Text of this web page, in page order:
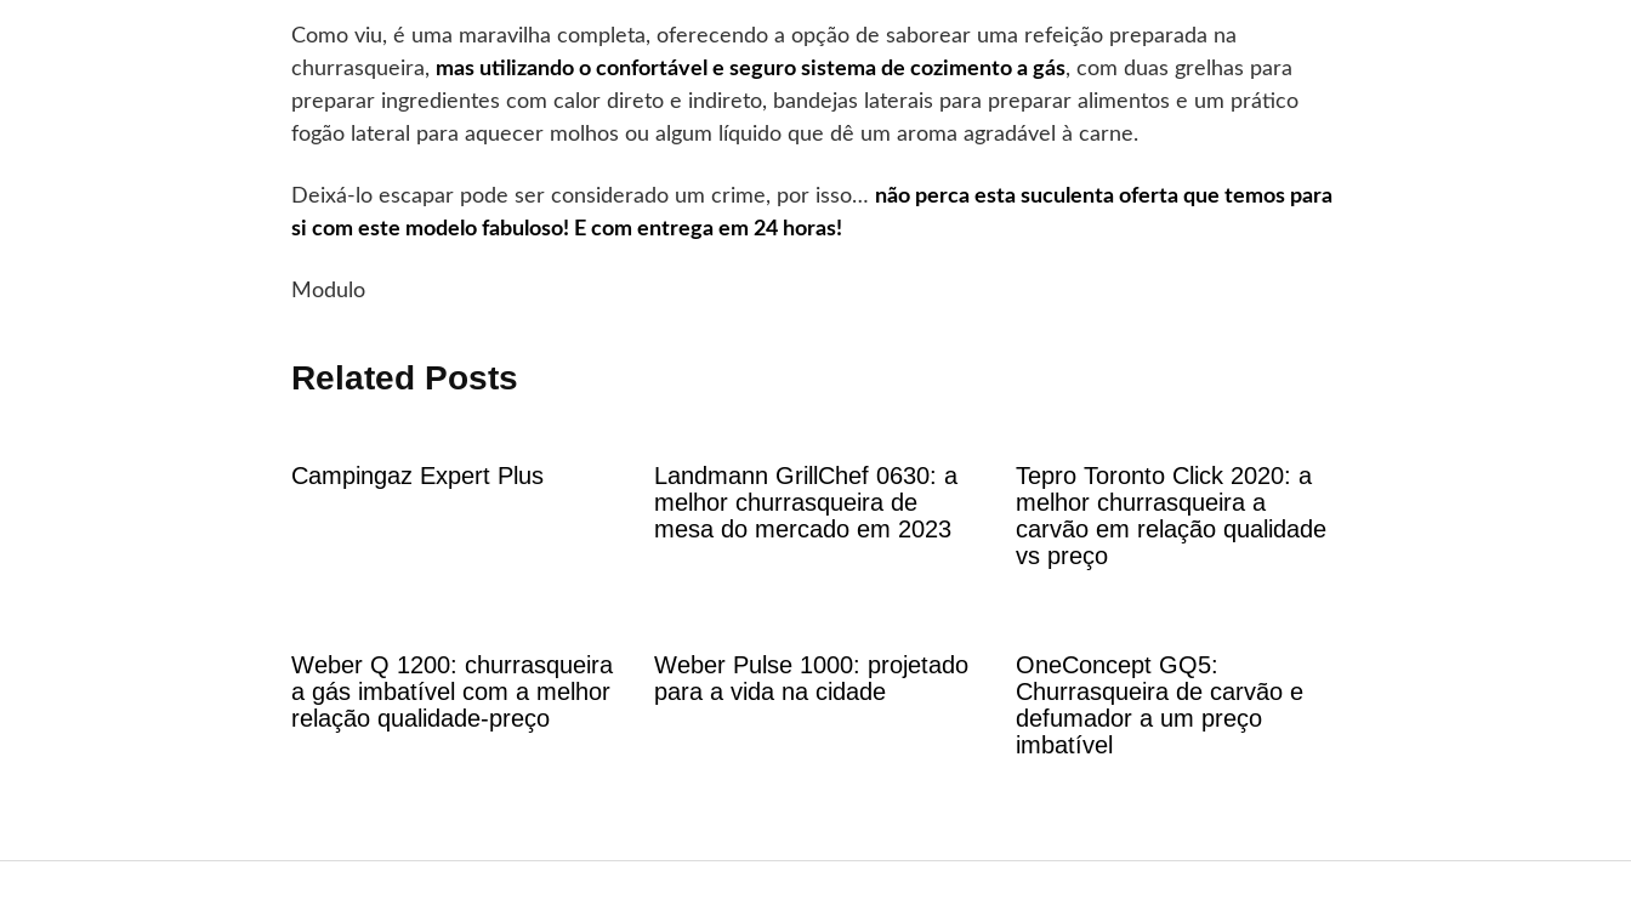
Como viu, é uma maravilha completa, oferecendo a opção de saborear uma refeição preparada na
churrasqueira, mas utilizando o confortável e seguro sistema de cozimento a gás, com duas grelhas para
preparar ingredientes com calor direto e indireto, bandejas laterais para preparar alimentos e um prático
fogão lateral para aquecer molhos ou algum líquido que dê um aroma agradável à carne.
Deixá-lo escapar pode ser considerado um crime, por isso… não perca esta suculenta oferta que temos para
si com este modelo fabuloso! E com entrega em 24 horas!
Modulo
Related Posts
Campingaz Expert Plus
Landmann GrillChef 0630: a
melhor churrasqueira de
mesa do mercado em 2023
Tepro Toronto Click 2020: a
melhor churrasqueira a
carvão em relação qualidade
vs preço
Weber Q 1200: churrasqueira
a gás imbatível com a melhor
relação qualidade-preço
Weber Pulse 1000: projetado
para a vida na cidade
OneConcept GQ5:
Churrasqueira de carvão e
defumador a um preço
imbatível